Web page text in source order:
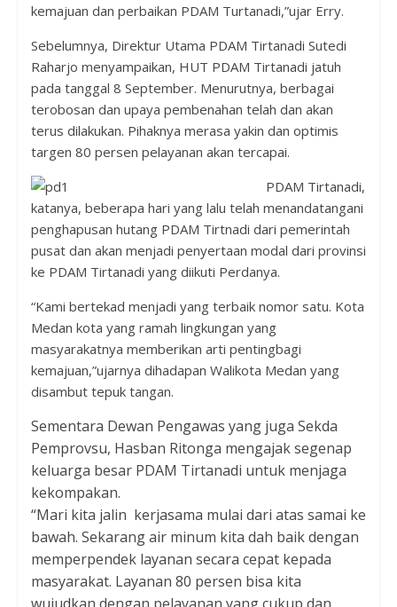
kemajuan dan perbaikan PDAM Turtanadi,”ujar Erry.
Sebelumnya, Direktur Utama PDAM Tirtanadi Sutedi
Raharjo menyampaikan, HUT PDAM Tirtanadi jatuh
pada tanggal 8 September. Menurutnya, berbagai
terobosan dan upaya pembenahan telah dan akan
terus dilakukan. Pihaknya merasa yakin dan optimis
targen 80 persen pelayanan akan tercapai.
PDAM Tirtanadi,
katanya, beberapa hari yang lalu telah menandatangani
penghapusan hutang PDAM Tirtnadi dari pemerintah
pusat dan akan menjadi penyertaan modal dari provinsi
ke PDAM Tirtanadi yang diikuti Perdanya.
“Kami bertekad menjadi yang terbaik nomor satu. Kota
Medan kota yang ramah lingkungan yang
masyarakatnya memberikan arti pentingbagi
kemajuan,”ujarnya dihadapan Walikota Medan yang
disambut tepuk tangan.
Sementara Dewan Pengawas yang juga Sekda
Pemprovsu, Hasban Ritonga mengajak segenap
keluarga besar PDAM Tirtanadi untuk menjaga
kekompakan.
“Mari kita jalin kerjasama mulai dari atas samai ke
bawah. Sekarang air minum kita dah baik dengan
memperpendek layanan secara cepat kepada
masyarakat. Layanan 80 persen bisa kita